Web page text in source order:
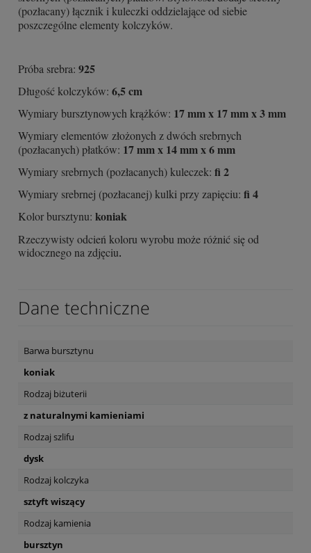
(pozłacany) łącznik i kuleczki oddzielające od siebie
poszczególne elementy kolczyków.
Próba srebra: 925
Długość kolczyków: 6,5 cm
Wymiary bursztynowych krążków: 17 mm x 17 mm x 3 mm
Wymiary elementów złożonych z dwóch srebrnych
(pozłacanych) płatków: 17 mm x 14 mm x 6 mm
Wymiary srebrnych (pozłacanych) kuleczek: fi 2
Wymiary srebrnej (pozłacanej) kulki przy zapięciu: fi 4
Kolor bursztynu: koniak
Rzeczywisty odcień koloru wyrobu może różnić się od
widocznego na zdjęciu.
Dane techniczne
Barwa bursztynu
koniak
Rodzaj biżuterii
z naturalnymi kamieniami
Rodzaj szlifu
dysk
Rodzaj kolczyka
sztyft wiszący
Rodzaj kamienia
bursztyn